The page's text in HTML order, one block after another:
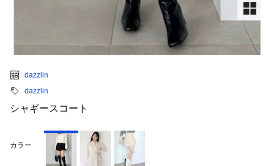
dazzlin
dazzlin
シャギースコート
カラー